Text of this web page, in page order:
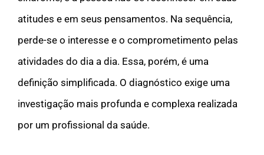
atitudes e em seus pensamentos. Na sequência,
perde-se o interesse e o comprometimento pelas
atividades do dia a dia. Essa, porém, é uma
definição simplificada. O diagnóstico exige uma
investigação mais profunda e complexa realizada
por um profissional da saúde.